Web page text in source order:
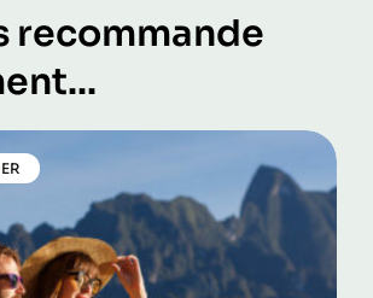
recommande